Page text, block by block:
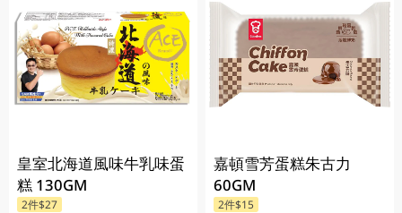
皇室北海道風味牛乳味蛋
糕 130GM
2件$27
嘉頓雪芳蛋糕朱古力
60GM
2件$15